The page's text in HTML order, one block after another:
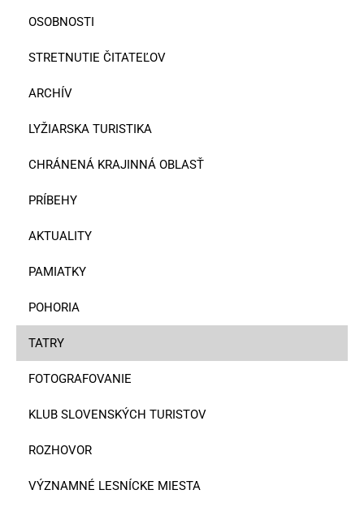
OSOBNOSTI
STRETNUTIE ČITATEĽOV
ARCHÍV
LYŽIARSKA TURISTIKA
CHRÁNENÁ KRAJINNÁ OBLASŤ
PRÍBEHY
AKTUALITY
PAMIATKY
POHORIA
TATRY
FOTOGRAFOVANIE
KLUB SLOVENSKÝCH TURISTOV
ROZHOVOR
VÝZNAMNÉ LESNÍCKE MIESTA